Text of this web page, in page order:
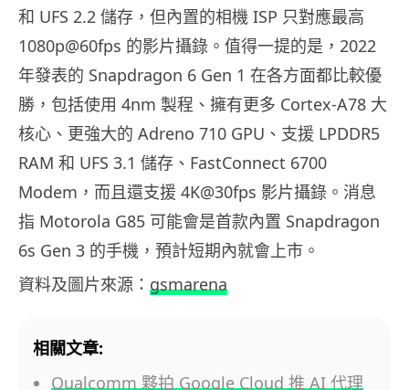
和 UFS 2.2 儲存，但內置的相機 ISP 只對應最高
1080p@60fps 的影片攝錄。值得一提的是，2022
年發表的 Snapdragon 6 Gen 1 在各方面都比較優
勝，包括使用 4nm 製程、擁有更多 Cortex-A78 大
核心、更強大的 Adreno 710 GPU、支援 LPDDR5
RAM 和 UFS 3.1 儲存、FastConnect 6700
Modem，而且還支援 4K@30fps 影片攝錄。消息
指 Motorola G85 可能會是首款內置 Snapdragon
6s Gen 3 的手機，預計短期內就會上市。
資料及圖片來源： gsmarena
相關文章:
Qualcomm 夥拍 Google Cloud 推 AI 代理